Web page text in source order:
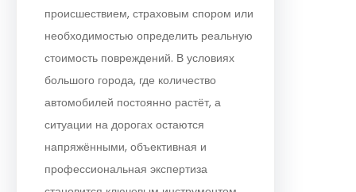
происшествием, страховым спором или
необходимостью определить реальную
стоимость повреждений. В условиях
большого города, где количество
автомобилей постоянно растёт, а
ситуации на дорогах остаются
напряжёнными, объективная и
профессиональная экспертиза